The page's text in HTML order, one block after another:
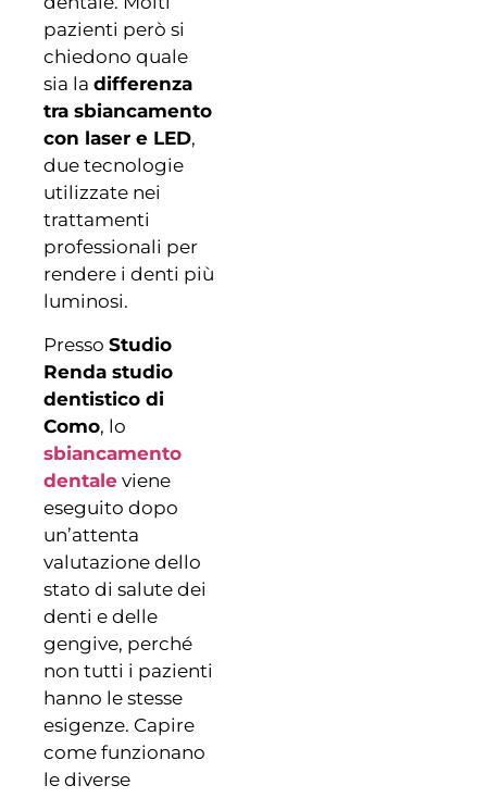
pazienti però si
chiedono quale
sia la differenza
tra sbiancamento
con laser e LED,
due tecnologie
utilizzate nei
trattamenti
professionali per
rendere i denti più
luminosi.
Presso Studio
Renda studio
dentistico di
Como, lo
sbiancamento
dentale viene
eseguito dopo
un’attenta
valutazione dello
stato di salute dei
denti e delle
gengive, perché
non tutti i pazienti
hanno le stesse
esigenze. Capire
come funzionano
le diverse